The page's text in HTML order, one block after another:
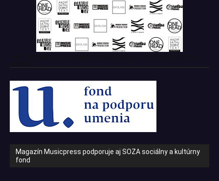
Magazín Musicpress podporuje aj SOZA sociálny a kultúrny
fond